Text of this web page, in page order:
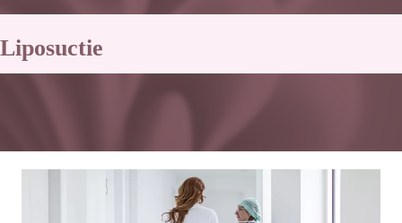
Liposuctie